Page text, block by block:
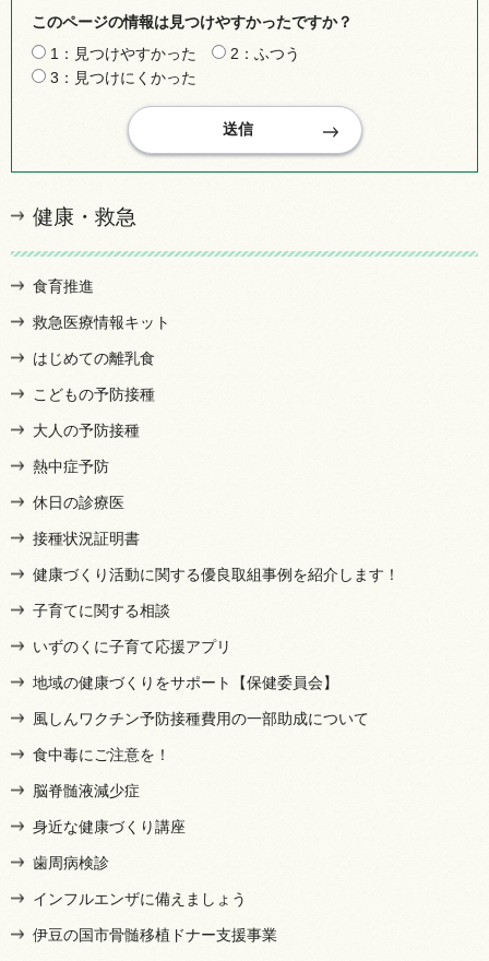
このページの情報は見つけやすかったですか？
1：見つけやすかった
2：ふつう
3：見つけにくかった
健康・救急
食育推進
救急医療情報キット
はじめての離乳食
こどもの予防接種
大人の予防接種
熱中症予防
休日の診療医
接種状況証明書
健康づくり活動に関する優良取組事例を紹介します！
子育てに関する相談
いずのくに子育て応援アプリ
地域の健康づくりをサポート【保健委員会】
風しんワクチン予防接種費用の一部助成について
食中毒にご注意を！
脳脊髄液減少症
身近な健康づくり講座
歯周病検診
インフルエンザに備えましょう
伊豆の国市骨髄移植ドナー支援事業